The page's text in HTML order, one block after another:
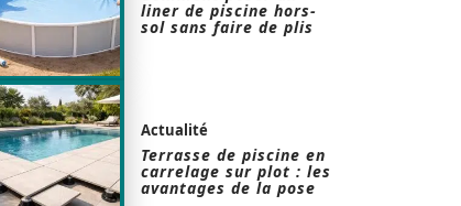
liner de piscine hors-
sol sans faire de plis
Actualité
Terrasse de piscine en
carrelage sur plot : les
avantages de la pose